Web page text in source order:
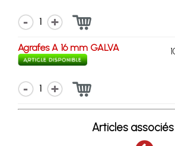
1
Agrafes A 16 mm GALVA
1
Articles associés